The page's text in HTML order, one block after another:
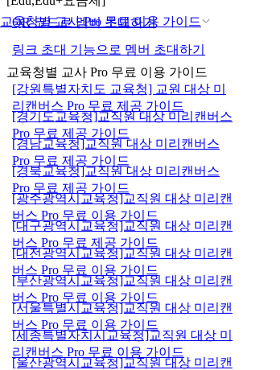
교육청별 교사 Pro 무료 이용 가이드
QR 코드로 멤버 초대하기
링크 초대 기능으로 멤버 초대하기
교육청별 교사 Pro 무료 이용 가이드
[강원특별자치도 교육청] 교원 대상 미
리캔버스 Pro 무료 제공 가이드
[경기도교육청]교직원 대상 미리캔버스
Pro 무료 제공 가이드
[경남교육청]교직원 대상 미리캔버스
Pro 무료 제공 가이드
[경북교육청]교직원 대상 미리캔버스
Pro 무료 제공 가이드
[광주광역시교육청]교직원 대상 미리캔
버스 Pro 무료 이용 가이드
[대구광역시교육청]교직원 대상 미리캔
버스 Pro 무료 제공 가이드
[대전광역시교육청]교직원 대상 미리캔
버스 Pro 무료 이용 가이드
[부산광역시교육청]교직원 대상 미리캔
버스 Pro 무료 이용 가이드
[서울특별시교육청]교직원 대상 미리캔
버스 Pro 무료 이용 가이드
[세종특별자치시교육청]교직원 대상 미
리캔버스 Pro 무료 이용 가이드
[울산광역시교육청]교직원 대상 미리캔